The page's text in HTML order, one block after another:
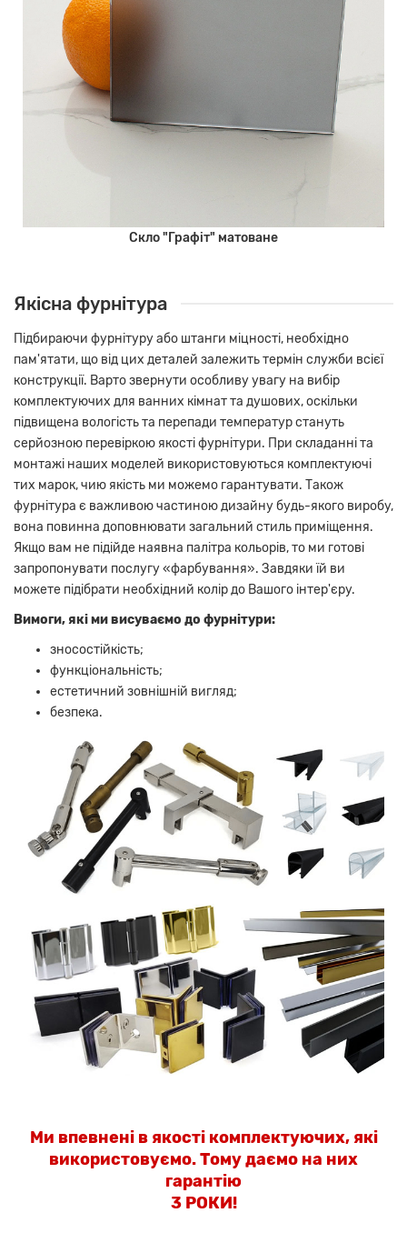
Скло "Графіт" матоване
Якісна фурнітура
Підбираючи фурнітуру або штанги міцності, необхідно
пам'ятати, що від цих деталей залежить термін служби всієї
конструкції. Варто звернути особливу увагу на вибір
комплектуючих для ванних кімнат та душових, оскільки
підвищена вологість та перепади температур стануть
серйозною перевіркою якості фурнітури. При складанні та
монтажі наших моделей використовуються комплектуючі
тих марок, чию якість ми можемо гарантувати. Також
фурнітура є важливою частиною дизайну будь-якого виробу,
вона повинна доповнювати загальний стиль приміщення.
Якщо вам не підійде наявна палітра кольорів, то ми готові
запропонувати послугу «фарбування». Завдяки їй ви
можете підібрати необхідний колір до Вашого інтер'єру.
Вимоги, які ми висуваємо до фурнітури:
зносостійкість;
функціональність;
естетичний зовнішній вигляд;
безпека.
Ми впевнені в якості комплектуючих, які
використовуємо. Тому даємо на них
гарантію
3 РОКИ!